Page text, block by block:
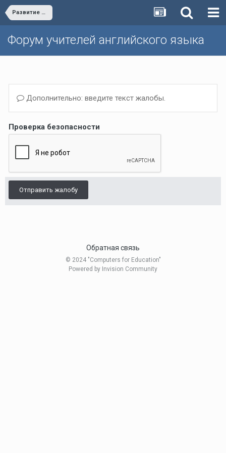
Развитие форума/Forum development
Форум учителей английского языка
Дополнительно: введите текст жалобы.
Проверка безопасности
Отправить жалобу
Обратная связь
© 2024 "Computers for Education"
Powered by Invision Community